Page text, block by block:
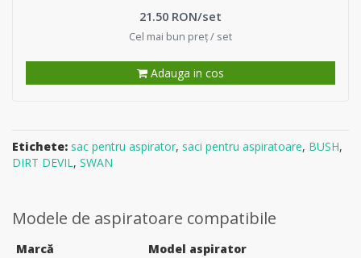
21.50 RON/set
Cel mai bun preț / set
Adauga in cos
Etichete: sac pentru aspirator, saci pentru aspiratoare, BUSH,
DIRT DEVIL, SWAN
Modele de aspiratoare compatibile
Marcă
Model aspirator